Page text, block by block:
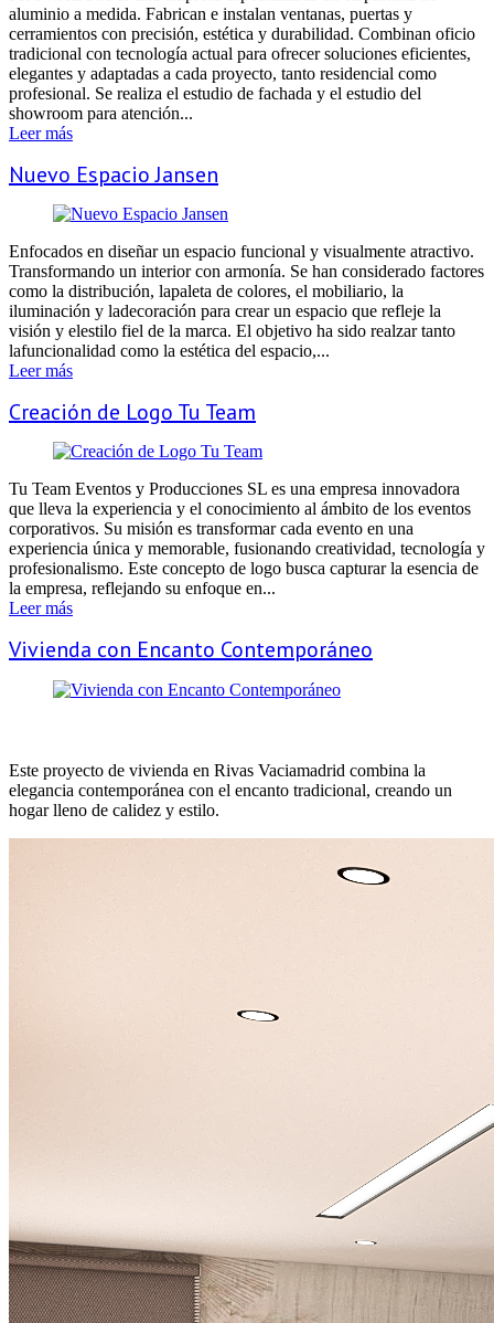
aluminio a medida. Fabrican e instalan ventanas, puertas y
cerramientos con precisión, estética y durabilidad. Combinan oficio
tradicional con tecnología actual para ofrecer soluciones eficientes,
elegantes y adaptadas a cada proyecto, tanto residencial como
profesional. Se realiza el estudio de fachada y el estudio del
showroom para atención...
Leer más
Nuevo Espacio Jansen
Enfocados en diseñar un espacio funcional y visualmente atractivo.
Transformando un interior con armonía. Se han considerado factores
como la distribución, lapaleta de colores, el mobiliario, la
iluminación y ladecoración para crear un espacio que refleje la
visión y elestilo fiel de la marca. El objetivo ha sido realzar tanto
lafuncionalidad como la estética del espacio,...
Leer más
Creación de Logo Tu Team
Tu Team Eventos y Producciones SL es una empresa innovadora
que lleva la experiencia y el conocimiento al ámbito de los eventos
corporativos. Su misión es transformar cada evento en una
experiencia única y memorable, fusionando creatividad, tecnología y
profesionalismo. Este concepto de logo busca capturar la esencia de
la empresa, reflejando su enfoque en...
Leer más
Vivienda con Encanto Contemporáneo
Este proyecto de vivienda en Rivas Vaciamadrid combina la
elegancia contemporánea con el encanto tradicional, creando un
hogar lleno de calidez y estilo.